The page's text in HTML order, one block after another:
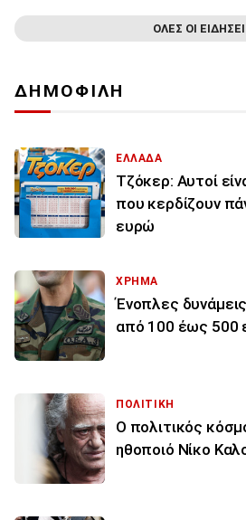
ΟΛΕΣ ΟΙ
ΔΗΜΟΦΙΛΗ
ΕΛΛΑΔΑ
Τζόκερ: Αυτοί
που κερδίζουν
ευρώ
ΧΡΗΜΑ
Ένοπλες
από 100 έως 500
ΠΟΛΙΤΙΚΗ
Ο πολιτικός
ηθοποιό Νίκο